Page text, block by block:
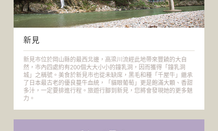
新見
新見市位於岡山縣的最西北邊，高梁川流經此地帶來豐饒的大自
然，市內四處約有200個大大小小的鐘乳洞，因而獲得「鐘乳洞
城」之稱號。美食於新見市也從未缺席，黑毛和種「千屋牛」繼承
了日本最古老的優良蔓牛血統，「貓眼葡萄」更是飽滿大顆、香甜
多汁，一定要排進行程。旅遊行腳到新見，您將會發現她的更多魅
力。